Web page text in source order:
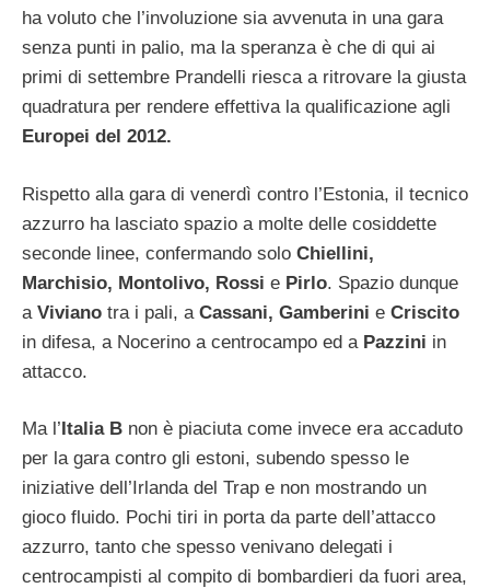
ha voluto che l’involuzione sia avvenuta in una gara
senza punti in palio, ma la speranza è che di qui ai
primi di settembre Prandelli riesca a ritrovare la giusta
quadratura per rendere effettiva la qualificazione agli
Europei del 2012.
Rispetto alla gara di venerdì contro l’Estonia, il tecnico
azzurro ha lasciato spazio a molte delle cosiddette
seconde linee, confermando solo Chiellini,
Marchisio, Montolivo, Rossi e Pirlo. Spazio dunque
a Viviano tra i pali, a Cassani, Gamberini e Criscito
in difesa, a Nocerino a centrocampo ed a Pazzini in
attacco.
Ma l’Italia B non è piaciuta come invece era accaduto
per la gara contro gli estoni, subendo spesso le
iniziative dell’Irlanda del Trap e non mostrando un
gioco fluido. Pochi tiri in porta da parte dell’attacco
azzurro, tanto che spesso venivano delegati i
centrocampisti al compito di bombardieri da fuori area,